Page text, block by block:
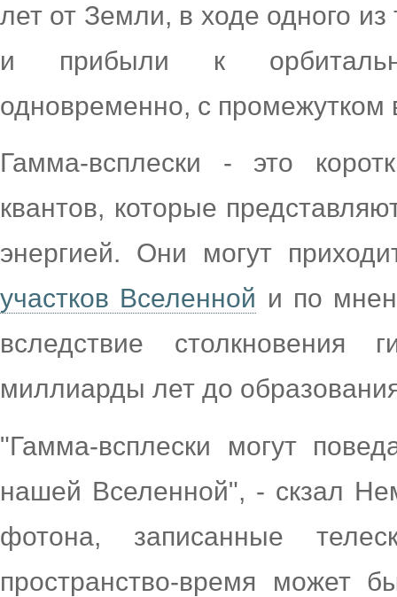
лет от Земли, в ходе одного
и прибыли к
одновременно, с промежутком
Гамма-всплески - это
квантов, которые
энергией. Они могут
участков Вселенной и по
вследствие столкновения
миллиарды лет до
"Гамма-всплески могут
нашей Вселенной", - скзал
фотона, записанные
пространство-время может